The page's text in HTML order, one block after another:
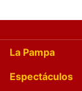
La Pampa
Espectáculos